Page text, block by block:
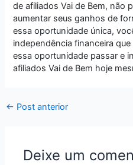
de afiliados Vai de Bem, não
aumentar seus ganhos de
essa oportunidade única,
independência financeira
essa oportunidade passar e
afiliados Vai de Bem hoje
← Post anterior
Deixe um